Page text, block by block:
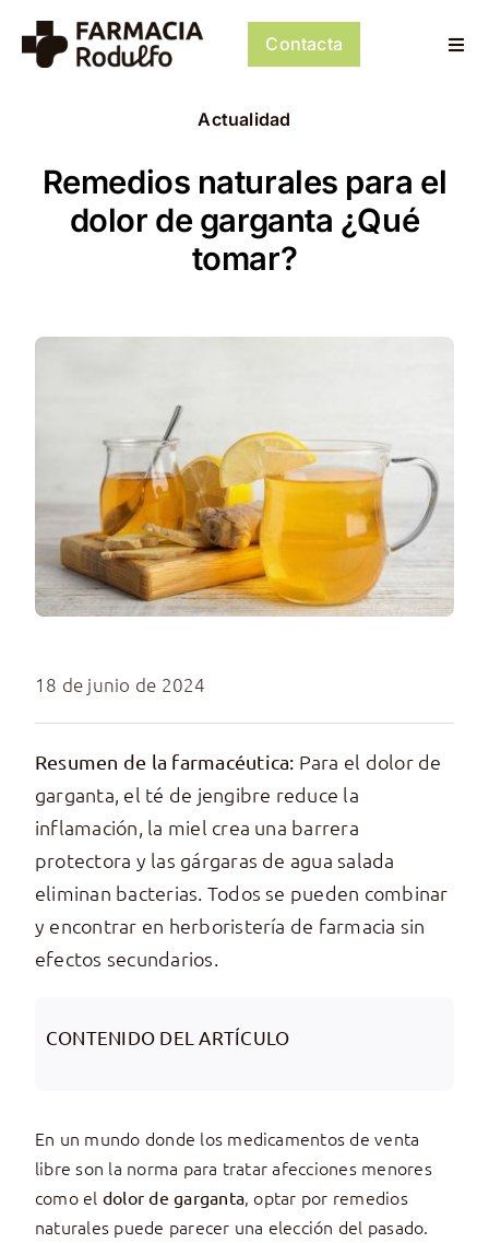
contenido
Psiconeuroinmunología
Dermocosmética
Mi cuenta
Contacta
Actualidad
Remedios naturales para el
dolor de garganta ¿Qué
tomar?
18 de junio de 2024
Resumen de la farmacéutica: Para el dolor de
garganta, el té de jengibre reduce la
inflamación, la miel crea una barrera
protectora y las gárgaras de agua salada
eliminan bacterias. Todos se pueden combinar
y encontrar en herboristería de farmacia sin
efectos secundarios.
CONTENIDO DEL ARTÍCULO
En un mundo donde los medicamentos de venta
libre son la norma para tratar afecciones menores
como el dolor de garganta, optar por remedios
naturales puede parecer una elección del pasado.